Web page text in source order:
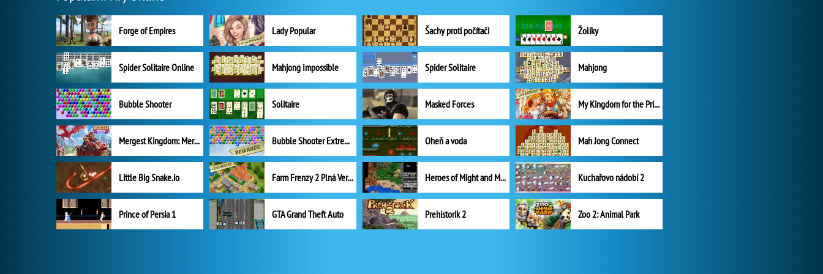
Forge of Empires Lady Popular Šachy proti počítači Žolíky
Spider Solitaire Online Mahjong Impossible Spider Solitaire Mahjong
Bubble Shooter Solitaire Masked Forces My Kingdom for the Princess Plná verze
Mergest Kingdom: Merge Puzzle Bubble Shooter Extreme Oheň a voda Mah Jong Connect
Little Big Snake.io Farm Frenzy 2 Plná Verze Heroes of Might and Magic II Kuchařovo nádobí 2
Prince of Persia 1 GTA Grand Theft Auto Prehistorik 2 Zoo 2: Animal Park